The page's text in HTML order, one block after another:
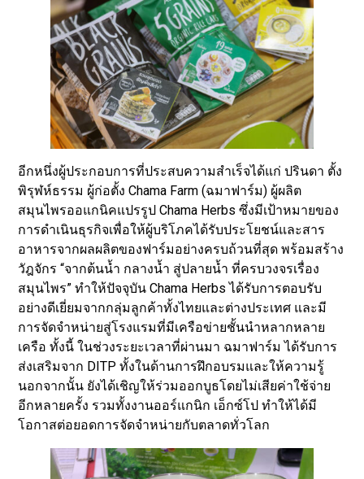
​อีกหนึ่งผู้ประกอบการที่ประสบความสำเร็จได้แก่ ปรินดา ตั้ง
พิรุฬห์ธรรม ผู้ก่อตั้ง Chama Farm (ฉมาฟาร์ม) ผู้ผลิต
สมุนไพรออแกนิคแปรรูป Chama Herbs ซึ่งมีเป้าหมายของ
การดำเนินธุรกิจเพื่อให้ผู้บริโภคได้รับประโยชน์และสาร
อาหารจากผลผลิตของฟาร์มอย่างครบถ้วนที่สุด พร้อมสร้าง
วัฎจักร “จากต้นน้ำ กลางน้ำ สู่ปลายน้ำ ที่ครบวงจรเรื่อง
สมุนไพร” ทำให้ปัจจุบัน Chama Herbs ได้รับการตอบรับ
อย่างดีเยี่ยมจากกลุ่มลูกค้าทั้งไทยและต่างประเทศ และมี
การจัดจำหน่ายสู่โรงแรมที่มีเครือข่ายชั้นนำหลากหลาย
เครือ ทั้งนี้ ในช่วงระยะเวลาที่ผ่านมา ฉมาฟาร์ม ได้รับการ
ส่งเสริมจาก DITP ทั้งในด้านการฝึกอบรมและให้ความรู้
นอกจากนั้น ยังได้เชิญให้ร่วมออกบูธโดยไม่เสียค่าใช้จ่าย
อีกหลายครั้ง รวมทั้งงานออร์แกนิก เอ็กซ์โป ทำให้ได้มี
โอกาสต่อยอดการจัดจำหน่ายกับตลาดทั่วโลก